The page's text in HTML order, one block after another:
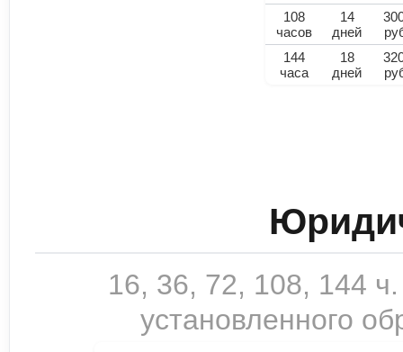
108
часов
14
дней
144
часа
18
дней
16, 36, 72, 108, 144
установленного